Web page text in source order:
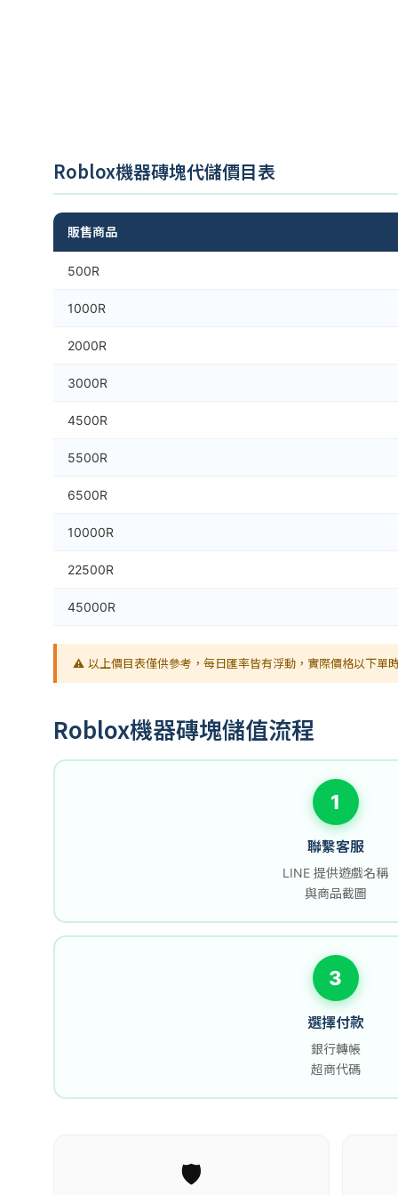
Roblox機器磚塊代儲價目表
販售商品
500R
1000R
2000R
3000R
4500R
5500R
6500R
10000R
22500R
45000R
⚠️ 以上價目表僅供參考，每日匯率皆有浮動，實際價格以下單
Roblox機器磚塊儲值流程
1
聯繫客服
LINE 提供遊戲名稱
與商品截圖
3
選擇付款
銀行轉帳
超商代碼
🛡️